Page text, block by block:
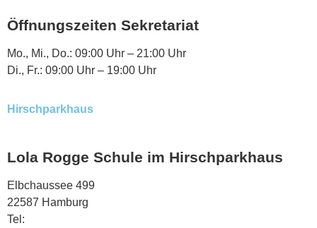
Öffnungszeiten Sekretariat
Mo., Mi., Do.: 09:00 Uhr – 21:00 Uhr
Di., Fr.: 09:00 Uhr – 19:00 Uhr
Hirschparkhaus
Lola Rogge Schule im Hirschparkhaus
Elbchaussee 499
22587 Hamburg
Tel: